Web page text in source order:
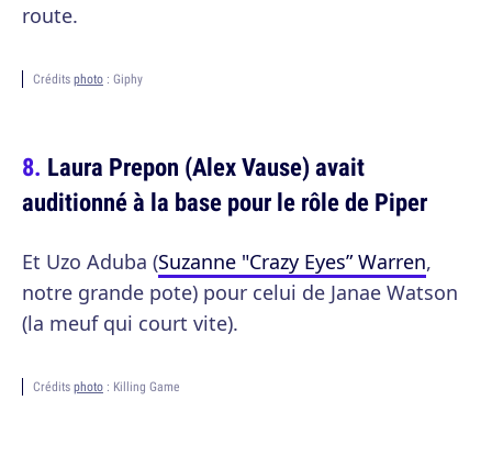
route.
Crédits photo : Giphy
Laura Prepon (Alex Vause) avait
auditionné à la base pour le rôle de Piper
Et Uzo Aduba (Suzanne "Crazy Eyes” Warren,
notre grande pote) pour celui de Janae Watson
(la meuf qui court vite).
Crédits photo : Killing Game